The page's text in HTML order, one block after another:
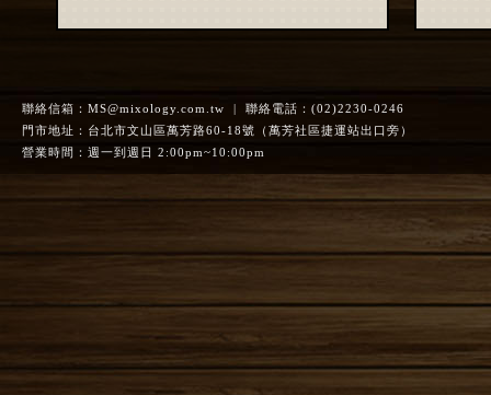
聯絡信箱： MS@mixology.com.tw | 聯絡電話：(02)2230-0246
門市地址：台北市文山區萬芳路60-18號（萬芳社區捷運站出口旁）
營業時間：週一到週日 2:00pm~10:00pm